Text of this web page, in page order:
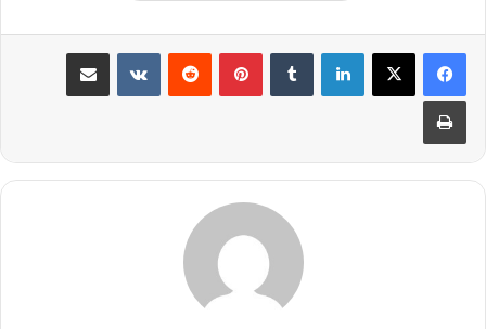
لینکدین ‫تامبلر ‫پین‌ترست‫رددیت ‫VKontakteاشتراک گذاری از طریق ایمیل
چاپ